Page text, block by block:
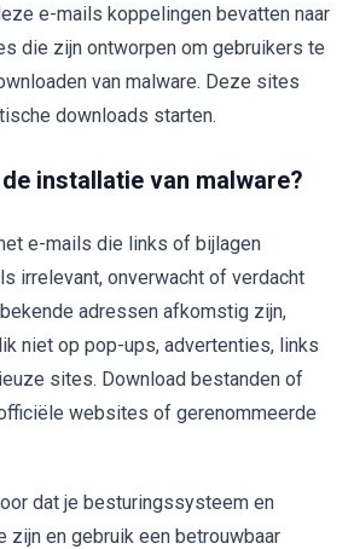
e-mails koppelingen bevatten naar
die zijn ontworpen om gebruikers te
van malware. Deze sites
downloads starten.
installatie van malware?
e-mails die links of bijlagen
irrelevant, onverwacht of verdacht
adressen afkomstig zijn,
niet op pop-ups, advertenties, links
sites. Download bestanden of
websites of gerenommeerde
dat je besturingssysteem en
zijn en gebruik een betrouwbaar